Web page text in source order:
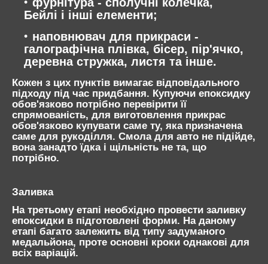
Бейлі і інші елементи;
наповнювач для прикраси -
галографічна плівка, бісер, пір'ячко,
деревна стружка, листя та інше.
Кожен з цих пунктів вимагає відповідального
підходу під час придбання. Купуючи епоксидку
обов'язково потрібно перевірити її
спрямованість, для виготовлення прикрас
обов'язково купувати саме ту, яка призначена
саме для рукоділля. Смола для авто не підійде,
вона занадто їдка і щільність не та, що
потрібно.
Заливка
На третьому етапі необхідно провести заливку
епоксидки в підготовлені форми. На даному
етапі багато залежить від типу задуманого
медальйона, проте основні кроки однакові для
всіх варіацій.